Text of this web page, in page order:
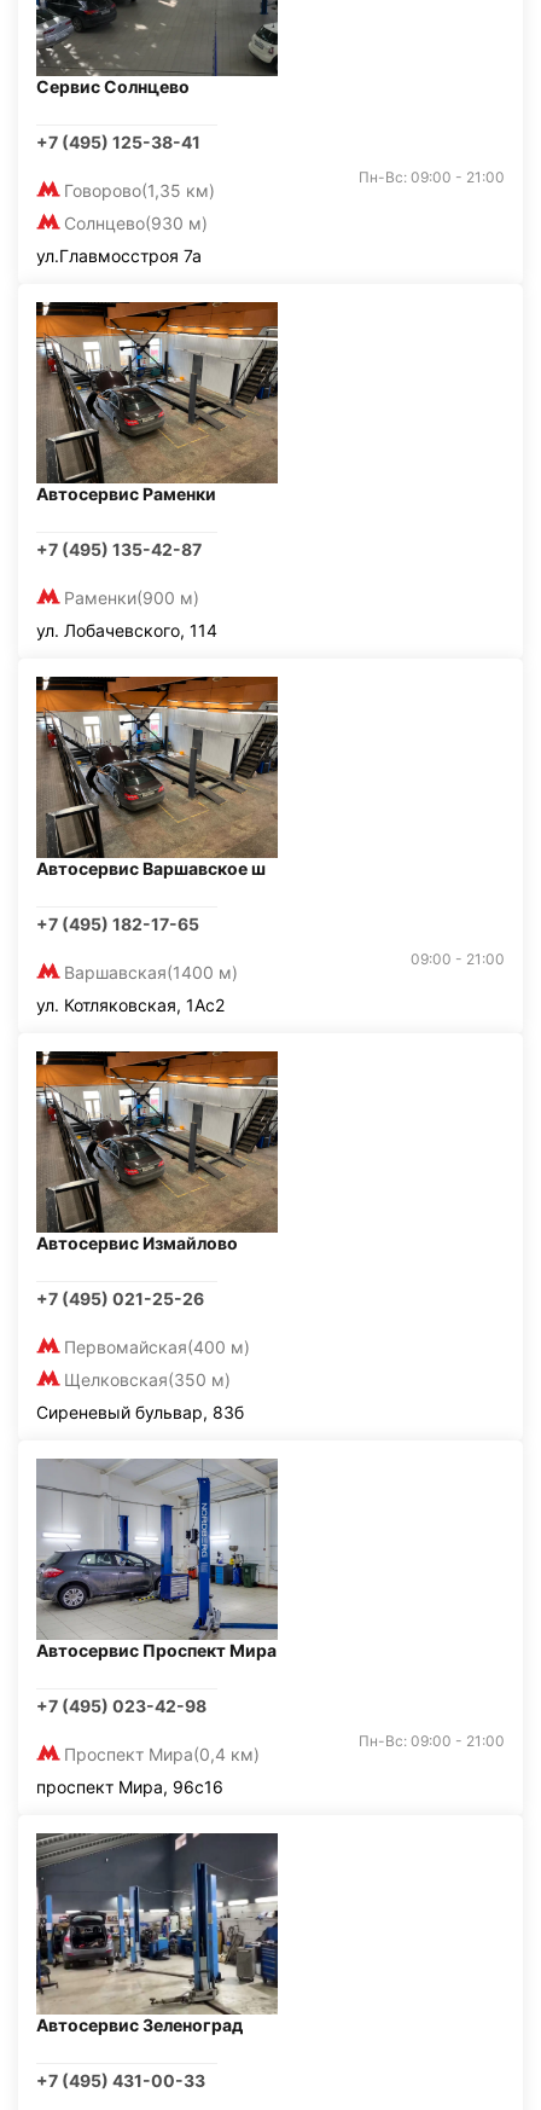
Сервис Солнцево
+7 (495) 125-38-41
Говорово(1,35 км)
Солнцево(930 м)
Пн-Вс: 09:00 - 21:00
ул.Главмосстроя 7а
Автосервис Раменки
+7 (495) 135-42-87
Раменки(900 м)
ул. Лобачевского, 114
Автосервис Варшавское ш
+7 (495) 182-17-65
Варшавская(1400 м)
09:00 - 21:00
ул. Котляковская, 1Ас2
Автосервис Измайлово
+7 (495) 021-25-26
Первомайская(400 м)
Щелковская(350 м)
Сиреневый бульвар, 83б
Автосервис Проспект Мира
+7 (495) 023-42-98
Проспект Мира(0,4 км)
Пн-Вс: 09:00 - 21:00
проспект Мира, 96с16
Автосервис Зеленоград
+7 (495) 431-00-33